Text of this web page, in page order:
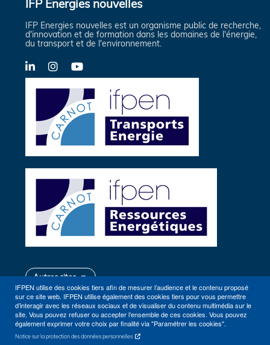
IFPEN utilise des cookies tiers afin de mesurer l’audience et le contenu proposé
sur ce site web. IFPEN utilise également des cookies tiers pour vous permettre
d’interagir avec les réseaux sociaux et de visualiser du contenu multimédia sur le
site. Vous pouvez refuser ou accepter l’ensemble de ces cookies. Vous pouvez
également exprimer votre choix par finalité via "Paramétrer les cookies".
Notice sur la protection des données personnelles
IFP Energies nouvelles
IFP Energies nouvelles est un organisme public de recherche,
d'innovation et de formation dans les domaines de l'énergie,
du transport et de l'environnement.
LinkedInInstagramYouTube
Autres sites